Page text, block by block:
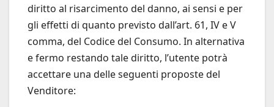
diritto al risarcimento del danno, ai sensi e per
gli effetti di quanto previsto dall’art. 61, IV e V
comma, del Codice del Consumo. In alternativa
e fermo restando tale diritto, l’utente potrà
accettare una delle seguenti proposte del
Venditore: